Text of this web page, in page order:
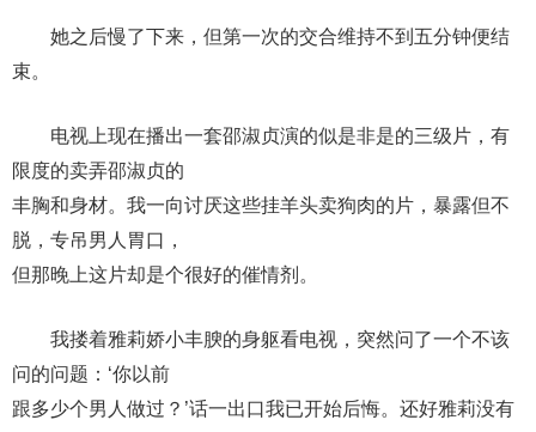
她之后慢了下来，但第一次的交合维持不到五分钟便结
束。
电视上现在播出一套邵淑贞演的似是非是的三级片，有
限度的卖弄邵淑贞的
丰胸和身材。我一向讨厌这些挂羊头卖狗肉的片，暴露但不
脱，专吊男人胃口，
但那晚上这片却是个很好的催情剂。
我搂着雅莉娇小丰腴的身躯看电视，突然问了一个不该
问的问题：‘你以前
跟多少个男人做过？’话一出口我已开始后悔。还好雅莉没有